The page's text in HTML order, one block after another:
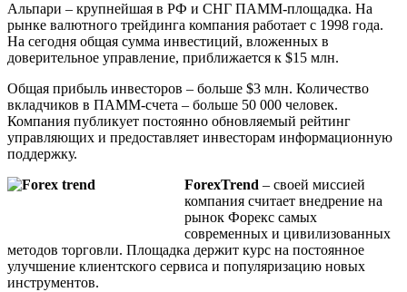
Альпари – крупнейшая в РФ и СНГ ПАММ-площадка. На
рынке валютного трейдинга компания работает с 1998 года.
На сегодня общая сумма инвестиций, вложенных в
доверительное управление, приближается к $15 млн.
Общая прибыль инвесторов – больше $3 млн. Количество
вкладчиков в ПАММ-счета – больше 50 000 человек.
Компания публикует постоянно обновляемый рейтинг
управляющих и предоставляет инвесторам информационную
поддержку.
ForexTrend – своей миссией
компания считает внедрение на
рынок Форекс самых
современных и цивилизованных
методов торговли. Площадка держит курс на постоянное
улучшение клиентского сервиса и популяризацию новых
инструментов.